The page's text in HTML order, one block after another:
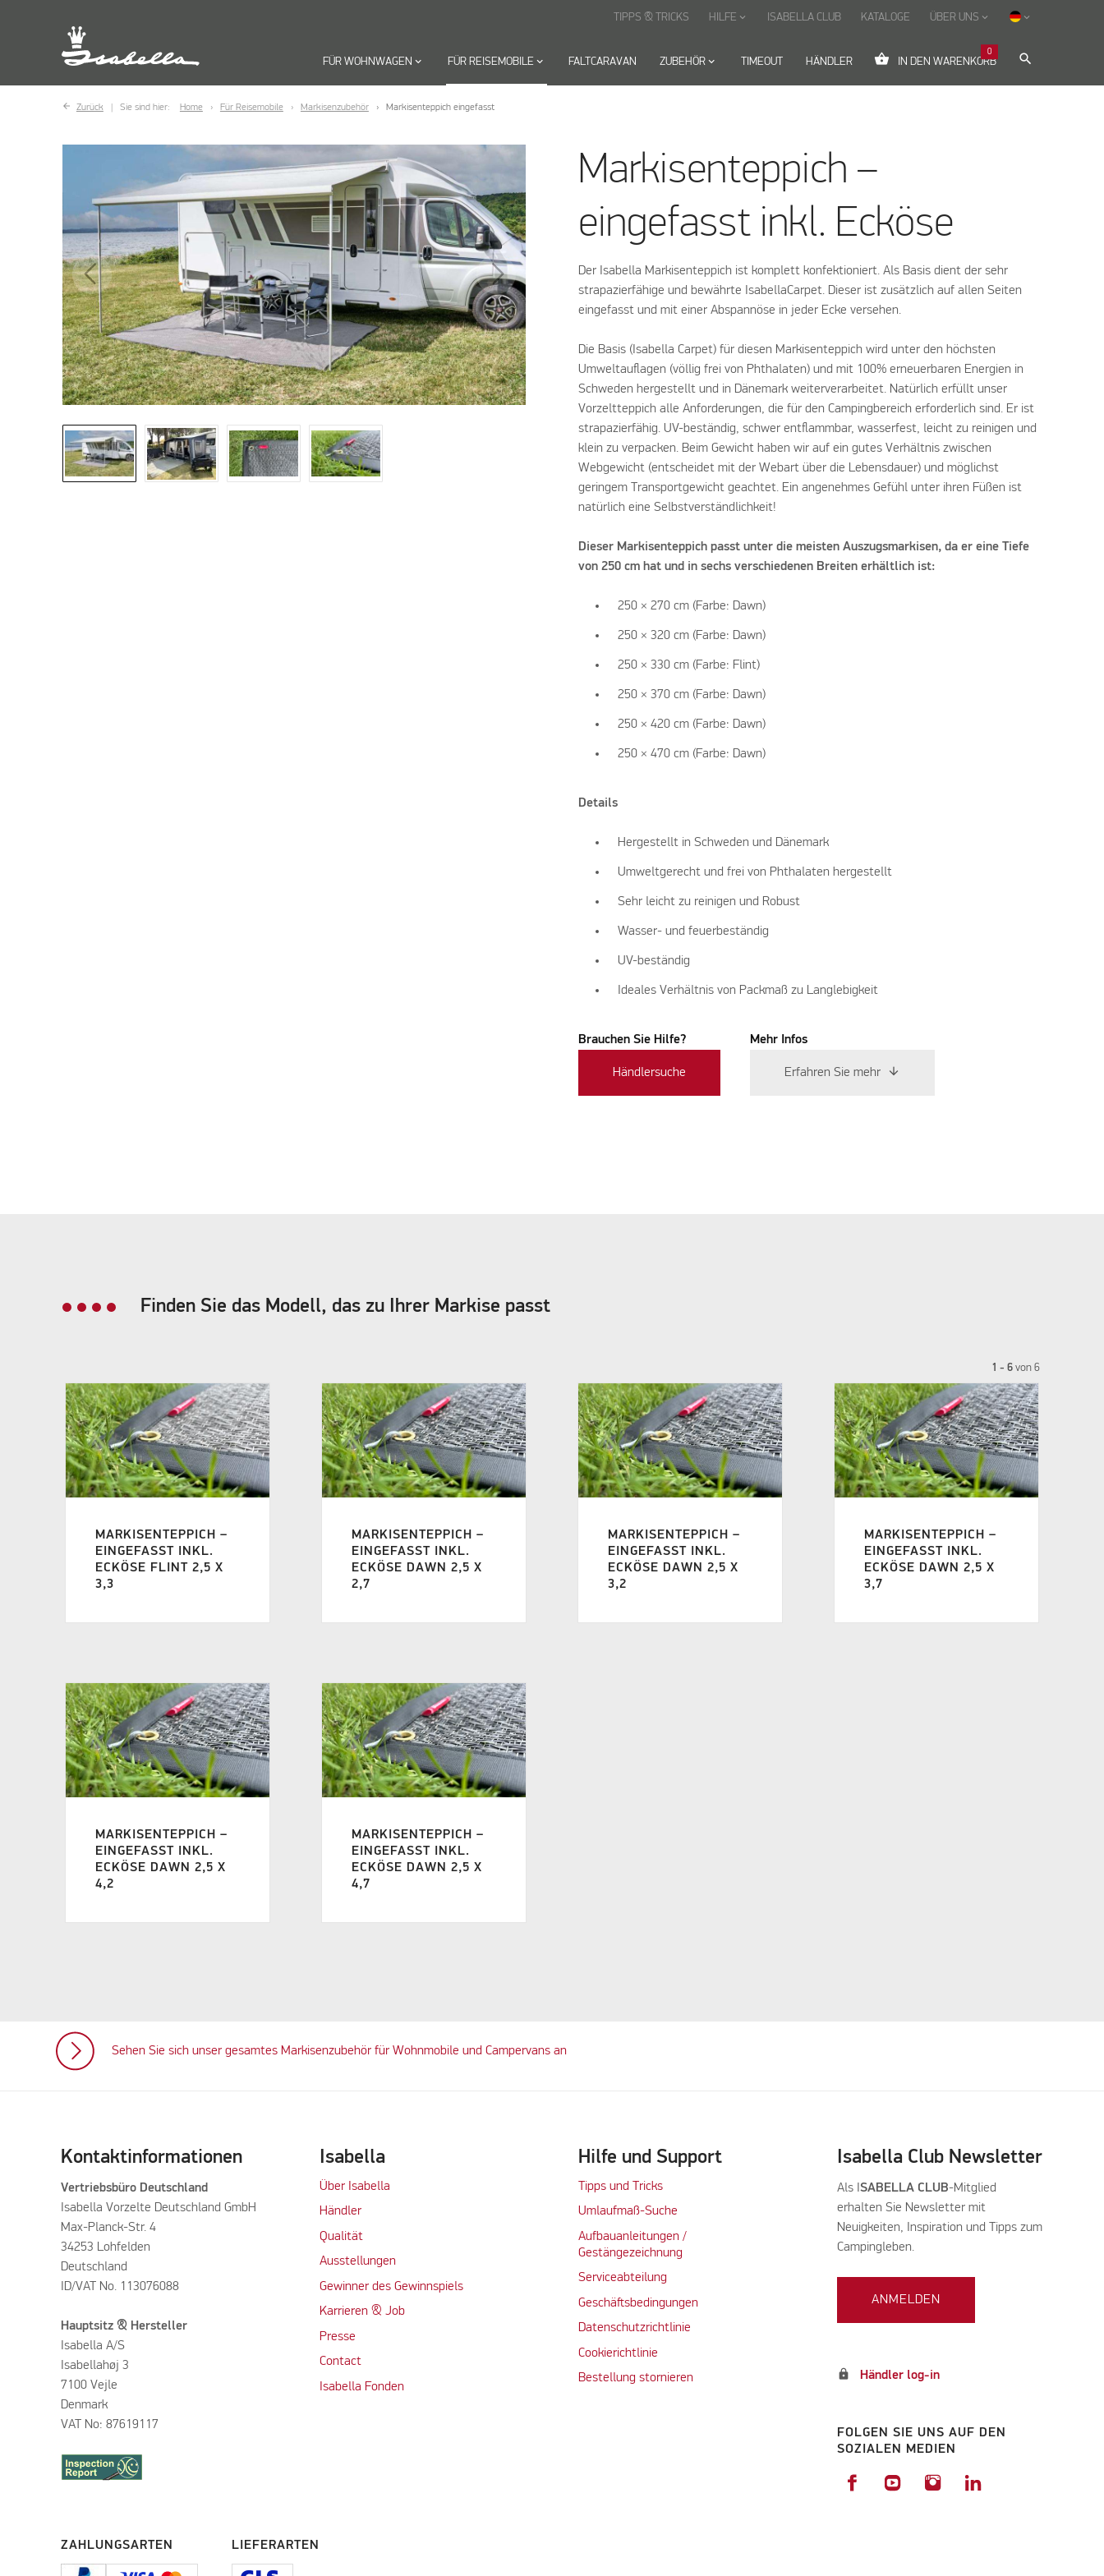
FÜR WOHNWAGEN keyboard_arrow_down FÜR REISEMOBILE keyboard_arrow_down FALTCARAVAN ZUBEHÖR keyboard_arrow_down TIMEOUT HÄNDLER shopping_basket IN DEN WARENKORB
0
search
TIPPS & TRICKS HILFE keyboard_arrow_down ISABELLA CLUB KATALOGE ÜBER UNS keyboard_arrow_down keyboard_arrow_down
Zurück Sie sind hier: Home Für Reisemobile Markisenzubehör Markisenteppich eingefasst
Markisenteppich –
eingefasst inkl. Ecköse
Der Isabella Markisenteppich ist komplett konfektioniert. Als Basis dient der sehr
strapazierfähige und bewährte IsabellaCarpet. Dieser ist zusätzlich auf allen Seiten
eingefasst und mit einer Abspannöse in jeder Ecke versehen.
Die Basis (Isabella Carpet) für diesen Markisenteppich wird unter den höchsten
Umweltauflagen (völlig frei von Phthalaten) und mit 100% erneuerbaren Energien in
Schweden hergestellt und in Dänemark weiterverarbeitet. Natürlich erfüllt unser
Vorzeltteppich alle Anforderungen, die für den Campingbereich erforderlich sind. Er ist
strapazierfähig. UV-beständig, schwer entflammbar, wasserfest, leicht zu reinigen und
klein zu verpacken. Beim Gewicht haben wir auf ein gutes Verhältnis zwischen
Webgewicht (entscheidet mit der Webart über die Lebensdauer) und möglichst
geringem Transportgewicht geachtet. Ein angenehmes Gefühl unter ihren Füßen ist
natürlich eine Selbstverständlichkeit!
Dieser Markisenteppich passt unter die meisten Auszugsmarkisen, da er eine Tiefe
von 250 cm hat und in sechs verschiedenen Breiten erhältlich ist:
250 × 270 cm (Farbe: Dawn)
250 × 320 cm (Farbe: Dawn)
250 × 330 cm (Farbe: Flint)
250 × 370 cm (Farbe: Dawn)
250 × 420 cm (Farbe: Dawn)
250 × 470 cm (Farbe: Dawn)
Details
Hergestellt in Schweden und Dänemark
Umweltgerecht und frei von Phthalaten hergestellt
Sehr leicht zu reinigen und Robust
Wasser- und feuerbeständig
UV-beständig
Ideales Verhältnis von Packmaß zu Langlebigkeit
Brauchen Sie Hilfe?
Händlersuche
Mehr Infos
Erfahren Sie mehr
Finden Sie das Modell, das zu Ihrer Markise passt
1 - 6 von6
MARKISENTEPPICH –
EINGEFASST INKL.
ECKÖSE FLINT 2,5 X
3,3
MARKISENTEPPICH –
EINGEFASST INKL.
ECKÖSE DAWN 2,5 X
2,7
MARKISENTEPPICH –
EINGEFASST INKL.
ECKÖSE DAWN 2,5 X
3,2
MARKISENTEPPICH –
EINGEFASST INKL.
ECKÖSE DAWN 2,5 X
3,7
MARKISENTEPPICH –
EINGEFASST INKL.
ECKÖSE DAWN 2,5 X
4,2
MARKISENTEPPICH –
EINGEFASST INKL.
ECKÖSE DAWN 2,5 X
4,7
Sehen Sie sich unser gesamtes Markisenzubehör für Wohnmobile und Campervans an
Kontaktinformationen
Vertriebsbüro Deutschland
Isabella Vorzelte Deutschland GmbH
Max-Planck-Str. 4
34253 Lohfelden
Deutschland
ID/VAT No. 113076088
Hauptsitz & Hersteller
Isabella A/S
Isabellahøj 3
7100 Vejle
Denmark
VAT No: 87619117
Isabella
Über Isabella
Händler
Qualität
Ausstellungen
Gewinner des Gewinnspiels
Karrieren & Job
Presse
Contact
Isabella Fonden
Hilfe und Support
Tipps und Tricks
Umlaufmaß-Suche
Aufbauanleitungen /
Gestängezeichnung
Serviceabteilung
Geschäftsbedingungen
Datenschutzrichtlinie
Cookierichtlinie
Bestellung stornieren
Isabella Club Newsletter
Als I SABELLA CLUB-Mitglied
erhalten Sie Newsletter mit
Neuigkeiten, Inspiration und Tipps zum
Campingleben.
ANMELDEN
lock Händler log-in
FOLGEN SIE UNS AUF DEN
SOZIALEN MEDIEN
ZAHLUNGSARTEN LIEFERARTEN